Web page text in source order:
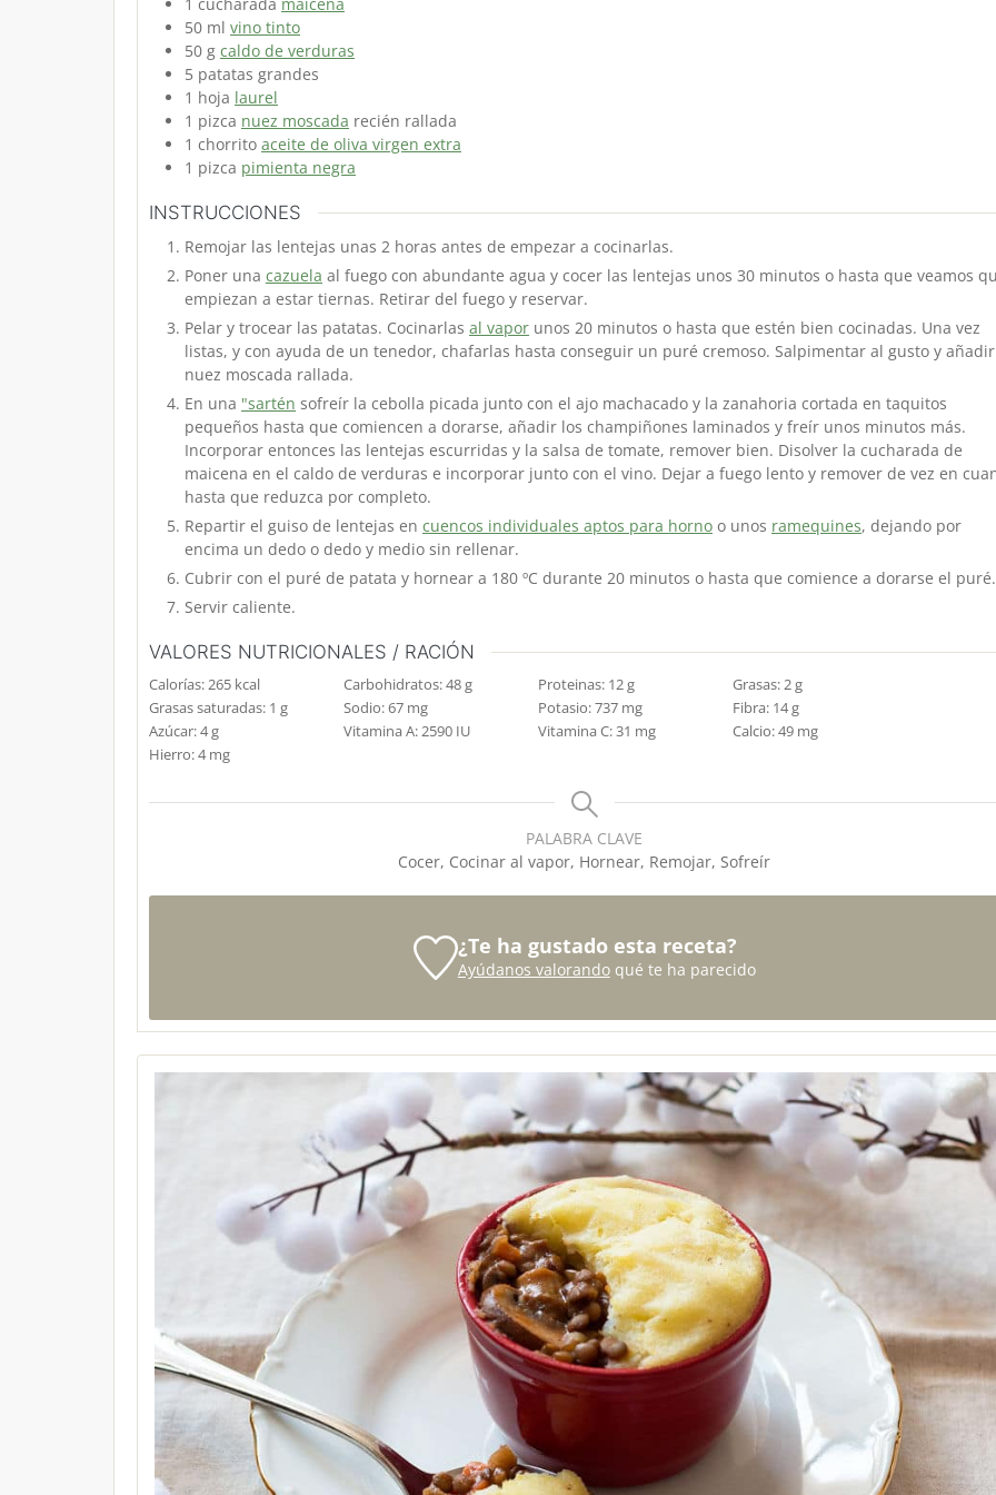
50 ml vino tinto
50 g caldo de verduras
5 patatas grandes
1 hoja laurel
1 pizca nuez moscada recién rallada
1 chorrito aceite de oliva virgen extra
1 pizca pimienta negra
INSTRUCCIONES
Remojar las lentejas unas 2 horas antes de empezar a cocinarlas.
Poner una cazuela al fuego con abundante agua y cocer las lentejas unos 30 minutos o hasta que veamos
empiezan a estar tiernas. Retirar del fuego y reservar.
Pelar y trocear las patatas. Cocinarlas al vapor unos 20 minutos o hasta que estén bien cocinadas. Una vez
listas, y con ayuda de un tenedor, chafarlas hasta conseguir un puré cremoso. Salpimentar al gusto y
nuez moscada rallada.
En una "sartén sofreír la cebolla picada junto con el ajo machacado y la zanahoria cortada en taquitos
pequeños hasta que comiencen a dorarse, añadir los champiñones laminados y freír unos minutos más.
Incorporar entonces las lentejas escurridas y la salsa de tomate, remover bien. Disolver la cucharada de
maicena en el caldo de verduras e incorporar junto con el vino. Dejar a fuego lento y remover de vez en
hasta que reduzca por completo.
Repartir el guiso de lentejas en cuencos individuales aptos para horno o unos ramequines, dejando por
encima un dedo o dedo y medio sin rellenar.
Cubrir con el puré de patata y hornear a 180 ºC durante 20 minutos o hasta que comience a dorarse el puré.
Servir caliente.
VALORES NUTRICIONALES / RACIÓN
Calorías:265 kcal Carbohidratos:48g Proteinas: 12g Grasas:2g
Grasas saturadas: 1 g Sodio:67 mg Potasio:737 mg Fibra: 14g
Azúcar:4g Vitamina A:2590 IU Vitamina C:31 mg Calcio:49 mg
Hierro:4 mg
PALABRA CLAVE
Cocer, Cocinar al vapor, Hornear, Remojar, Sofreír
¿Te ha gustado esta receta?
Ayúdanos valorandoqué te ha parecido